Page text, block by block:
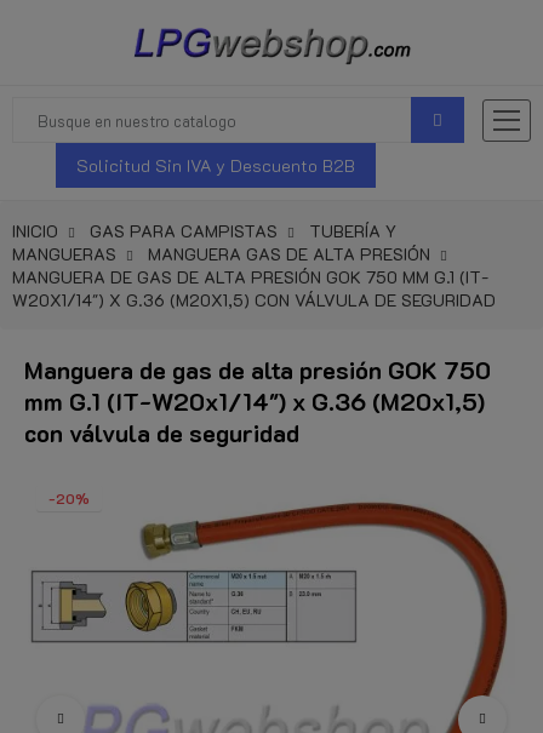
Solicitud Sin IVA y Descuento B2B
INICIO GAS PARA CAMPISTAS
TUBERÍA Y
MANGUERAS
MANGUERA GAS DE ALTA PRESIÓN
MANGUERA DE GAS DE ALTA PRESIÓN GOK 750 MM G.1 (IT-
W20X1/14") X G.36 (M20X1,5) CON VÁLVULA DE SEGURIDAD
Manguera de gas de alta presión GOK 750
mm G.1 (IT-W20x1/14") x G.36 (M20x1,5)
con válvula de seguridad
-20%